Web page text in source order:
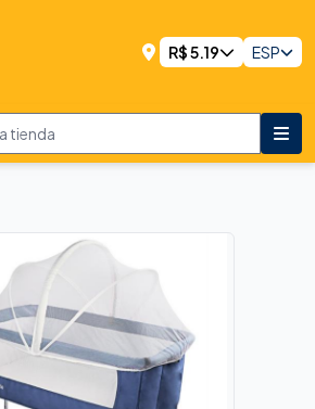
R$5.19 ESP